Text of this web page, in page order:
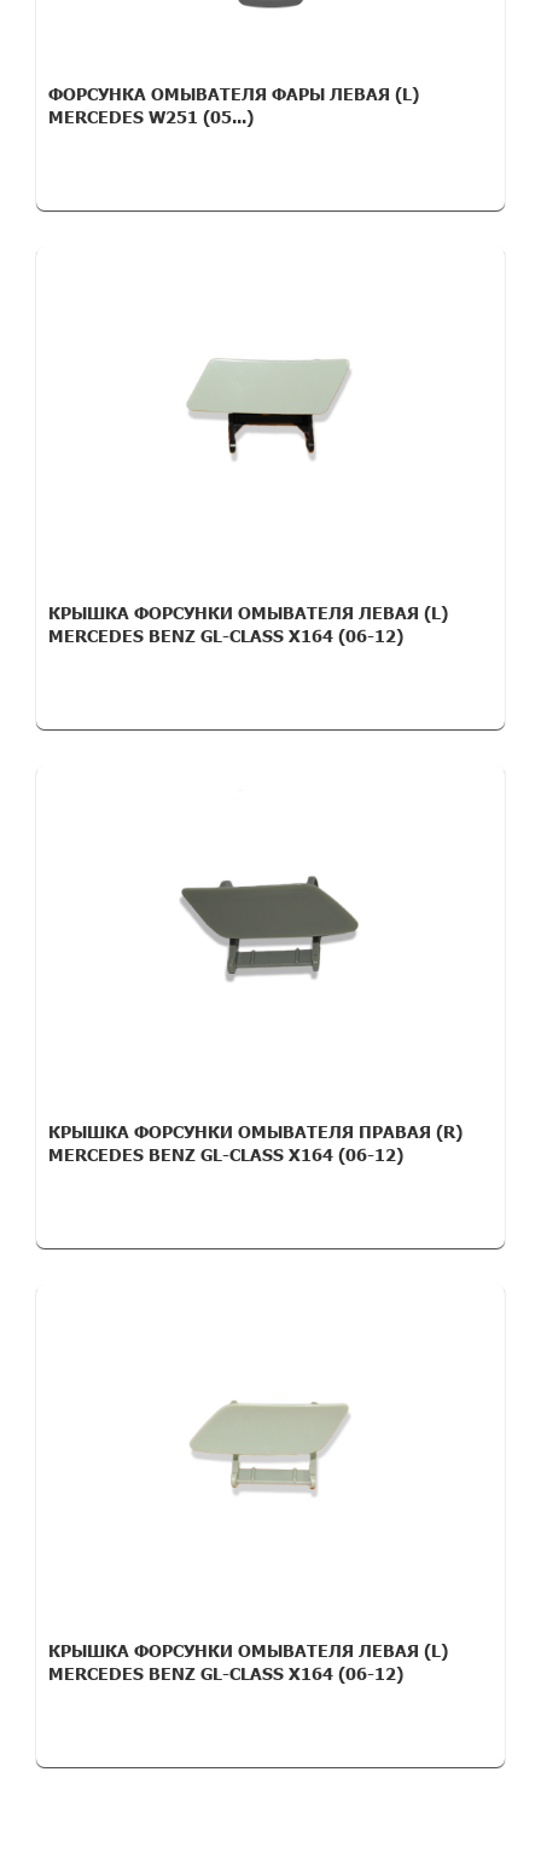
ФОРСУНКА ОМЫВАТЕЛЯ ФАРЫ ЛЕВАЯ (L)
MERCEDES W251 (05...)
КРЫШКА ФОРСУНКИ ОМЫВАТЕЛЯ ЛЕВАЯ (L)
MERCEDES BENZ GL-CLASS X164 (06-12)
КРЫШКА ФОРСУНКИ ОМЫВАТЕЛЯ ПРАВАЯ (R)
MERCEDES BENZ GL-CLASS X164 (06-12)
КРЫШКА ФОРСУНКИ ОМЫВАТЕЛЯ ЛЕВАЯ (L)
MERCEDES BENZ GL-CLASS X164 (06-12)